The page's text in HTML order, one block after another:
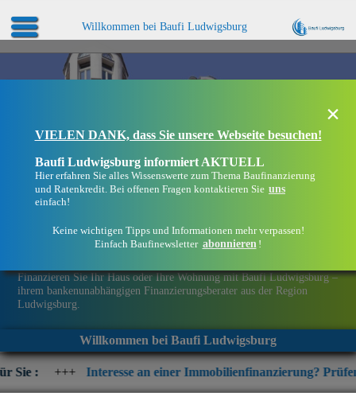
Willkommen bei Baufi Ludwigsburg
Finanzieren Sie Ihr Haus oder Ihre Wohnung mit Baufi Ludwigsburg –
ihrem bankenunabhängigen Finanzierungsberater aus der Region
Ludwigsburg.
Willkommen bei Baufi Ludwigsburg
Interesse an einer Immobilienfinanzierung? Prüfen Sie jetzt
×
VIELEN DANK, dass Sie unsere Webseite besuchen!
Baufi Ludwigsburg informiert AKTUELL
Hier erfahren Sie alles Wissenswerte zum Thema Baufinanzierung
und Ratenkredit. Bei offenen Fragen kontaktieren Sie uns
einfach!
Keine wichtigen Tipps und Informationen mehr verpassen!
Einfach Baufinewsletter abonnieren !